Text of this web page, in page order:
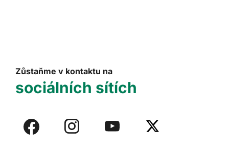
Zůstaňme v kontaktu na
sociálních sítích